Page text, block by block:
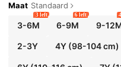
elegenheden als ringdrager.
Maat Standaard
3-6M
3 left
6-9M
6 left
9-
2-3Y 4Y (98-104 cm)